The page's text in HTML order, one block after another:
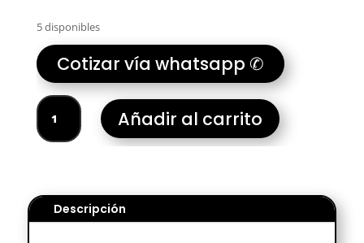
5 disponibles
Cotizar vía whatsapp ✆
TECLADO
PORTATIL
ASUS
Añadir al carrito
Descripción